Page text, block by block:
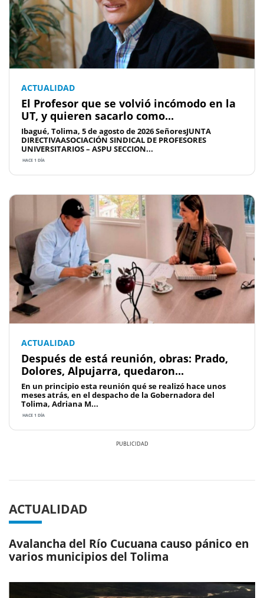
ACTUALIDAD
El Profesor que se volvió incómodo en la
UT, y quieren sacarlo como...
Ibagué, Tolima, 5 de agosto de 2026 SeñoresJUNTA
DIRECTIVAASOCIACIÓN SINDICAL DE PROFESORES
UNIVERSITARIOS – ASPU SECCION...
HACE 1 DÍA
ACTUALIDAD
Después de está reunión, obras: Prado,
Dolores, Alpujarra, quedaron...
En un principio esta reunión qué se realizó hace unos
meses atrás, en el despacho de la Gobernadora del
Tolima, Adriana M...
HACE 1 DÍA
ACTUALIDAD
Avalancha del Río Cucuana causo pánico en
varios municipios del Tolima